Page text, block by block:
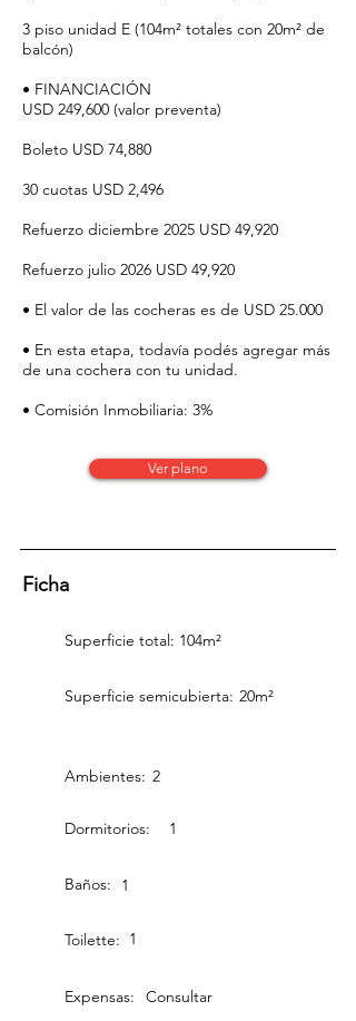
3 piso unidad E (104m² totales con 20m² de
balcón)
• FINANCIACIÓN
USD 249,600 (valor preventa)
Boleto USD 74,880
30 cuotas USD 2,496
Refuerzo diciembre 2025 USD 49,920
Refuerzo julio 2026 USD 49,920
• El valor de las cocheras es de USD 25.000
• En esta etapa, todavía podés agregar más
de una cochera con tu unidad.
• Comisión Inmobiliaria: 3%
Ver plano
Ficha
Superficie total: 104m²
Superficie semicubierta: 20m²
Ambientes: 2
Dormitorios: 1
Baños: 1
Toilette: 1
Expensas: Consultar